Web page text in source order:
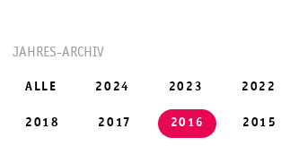
JAHRES-ARCHIV
ALLE 2024 2023 2022
2018 2017 2016 2015